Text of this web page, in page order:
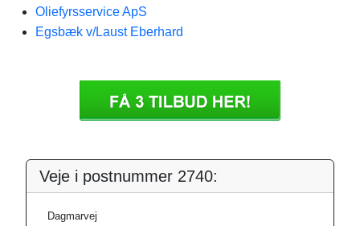
Oliefyrsservice ApS
Egsbæk v/Laust Eberhard
Veje i postnummer 2740:
Dagmarvej